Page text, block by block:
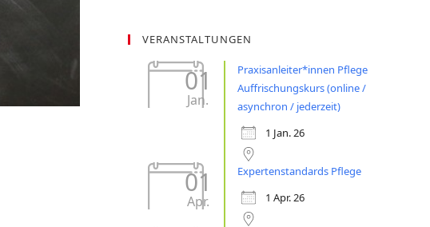
VERANSTALTUNGEN
01
Jan.
Praxisanleiter*innen Pflege
Auffrischungskurs (online /
asynchron / jederzeit)
1 Jan. 26
01
Apr.
Expertenstandards Pflege
1 Apr. 26